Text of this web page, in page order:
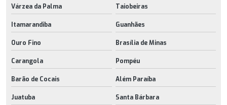
Várzea da Palma Taiobeiras
Itamarandiba Guanhães
Ouro Fino Brasília de Minas
Carangola Pompéu
Barão de Cocais Além Paraíba
Juatuba Santa Bárbara